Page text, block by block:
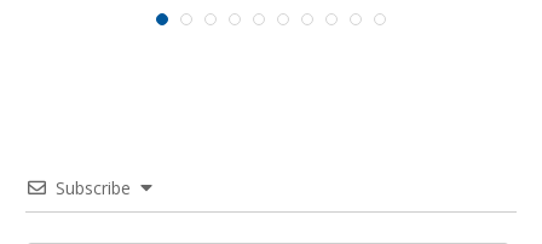
Subscribe